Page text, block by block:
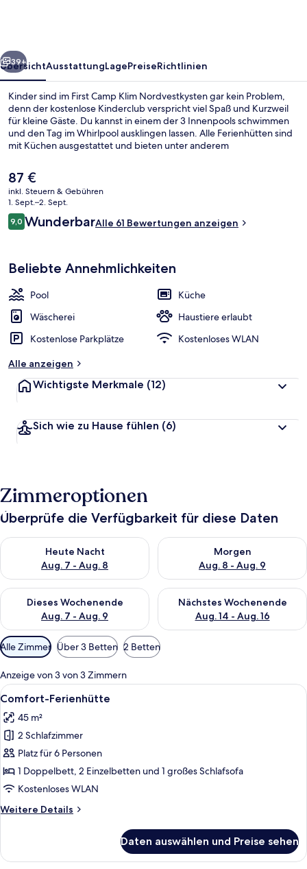
Weiter
39+
ÜbersichtAusstattungLagePreiseRichtlinien
Kinder sind im First Camp Klim Nordvestkysten gar kein Problem,
denn der kostenlose Kinderclub verspricht viel Spaß und Kurzweil
für kleine Gäste. Du kannst in einem der 3 Innenpools schwimmen
und den Tag im Whirlpool ausklingen lassen. Alle Ferienhütten sind
mit Küchen ausgestattet und bieten unter anderem
Der
aktuelle
Preis
beträgt
87 €.
87 €
inkl. Steuern & Gebühren
1. Sept.–2. Sept.
Bewertungen
9,09,0 von 10.
WunderbarAlle 61 Bewertungen anzeigen
Beliebte Annehmlichkeiten
Pool
Küche
Wäscherei
Haustiere erlaubt
Kostenlose Parkplätze
Kostenloses WLAN
Alle anzeigen
Wichtigste Merkmale (12)
Sich wie zu Hause fühlen (6)
Zimmeroptionen
Überprüfe die Verfügbarkeit für diese Daten
Heute Nacht
Aug. 7 - Aug. 8
Überprüfe die Verfügbarkeit für heute Nacht, Aug. 7 - Aug. 8.
Morgen
Aug. 8 - Aug. 9
Überprüfe die Verfügbarkeit
Dieses Wochenende
Aug. 7 - Aug. 9
Überprüfe die Verfügbarkeit für dieses Wochenende, Aug. 7
Nächstes Wochenende
Aug. 14 - Aug. 16
Überprüfe die Verfügbarkeit
Verfügbare
Filter
für
Zimmer
Alle Zimmer Über 3 Betten 2 Betten
Anzeige von 3 von 3 Zimmern
Alle
Fotos
für
Comfort-
Ferienhütte
anzeigen
Ein modernes Schlafzimmer mit
7
Comfort-Ferienhütte
45 m²
2 Schlafzimmer
Platz für 6 Personen
1 Doppelbett, 2 Einzelbetten und 1 großes Schlafsofa
Kostenloses WLAN
Weitere Details
Weitere
Ferienhütte
Daten auswählen und Preise sehen